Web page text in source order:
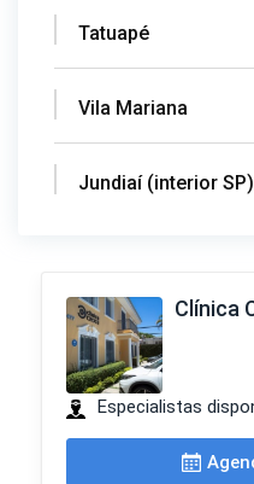
Tatuapé
Vila Mariana
Jundiaí (interior SP)